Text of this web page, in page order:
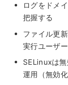
ログをドメ
把握する
ファイル更
実行ユーザ
SELinuxは
運用（無効